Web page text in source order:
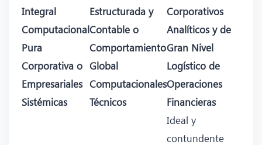
Integral
Computacional
Pura
Corporativa o
Empresariales
Sistémicas
Estructurada y
Contable o
Comportamiento
Global
Computacionales
Técnicos
Corporativos
Analíticos y de
Gran Nivel
Logístico de
Operaciones
Financieras
Ideal y
contundente